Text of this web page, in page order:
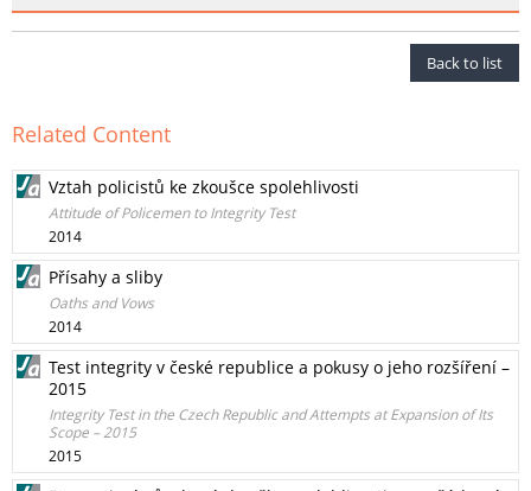
Back to list
Related Content
Vztah policistů ke zkoušce spolehlivosti
Attitude of Policemen to Integrity Test
2014
Přísahy a sliby
Oaths and Vows
2014
Test integrity v české republice a pokusy o jeho rozšíření –
2015
Integrity Test in the Czech Republic and Attempts at Expansion of Its
Scope – 2015
2015